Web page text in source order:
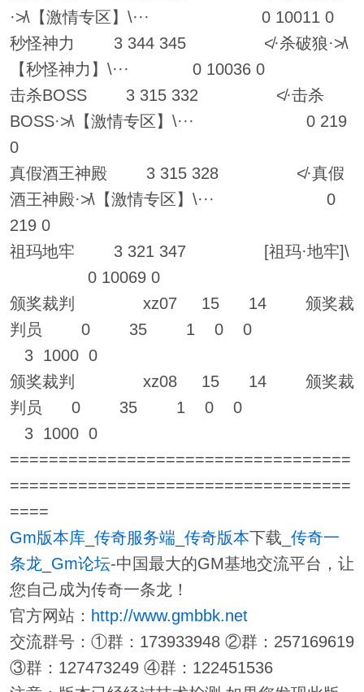
·≯\【激情专区】\··· 0 10011 0
秒怪神力 3 344 345 ≮·杀破狼·≯\
【秒怪神力】\··· 0 10036 0
击杀BOSS 3 315 332 ≮·击杀
BOSS·≯\【激情专区】\··· 0 219
0
真假酒王神殿 3 315 328 ≮·真假
酒王神殿·≯\【激情专区】\··· 0
219 0
祖玛地牢 3 321 347 [祖玛·地牢]\
0 10069 0
颁奖裁判 xz07 15 14 颁奖裁
判员 0 35 1 0 0
3 1000 0
颁奖裁判 xz08 15 14 颁奖裁
判员 0 35 1 0 0
3 1000 0
===================================
===================================
====
Gm版本库_ 传奇服务端 传奇版本下载_ 传奇一
条龙_ Gm论坛-中国最大的GM基地交流平台，让
您自己成为传奇一条龙！
官方网站： http://www.gmbbk.net
交流群号：①群：173933948 ②群：257169619
③群：127473249 ④群：122451536